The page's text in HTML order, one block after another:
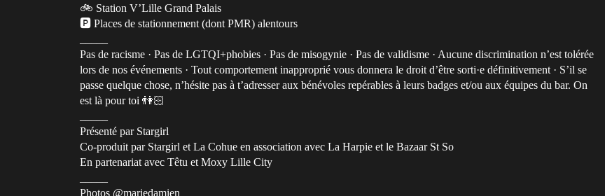
🚲 Station V’Lille Grand Palais
🅿️ Places de stationnement (dont PMR) alentours
Pas de racisme · Pas de LGTQI+phobies · Pas de misogynie · Pas de validisme · Aucune discrimination n’est tolérée
lors de nos événements · Tout comportement inapproprié vous donnera le droit d’être sorti·e définitivement · S’il se
passe quelque chose, n’hésite pas à t’adresser aux bénévoles repérables à leurs badges et/ou aux équipes du bar. On
est là pour toi 👫🏻
Présenté par Stargirl
Co-produit par Stargirl et La Cohue en association avec La Harpie et le Bazaar St So
En partenariat avec Têtu et Moxy Lille City
Photos @mariedamien_